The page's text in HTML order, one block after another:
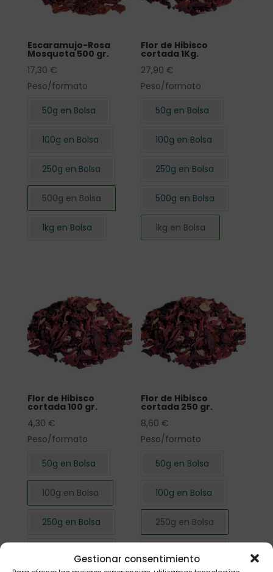
Gestionar consentimiento
Escaramujo-Rosa
Mosqueta 500 gr.
17,30 €
Peso/formato
50g en Bolsa
100g en Bolsa
250g en Bolsa
500g en Bolsa
1kg en Bolsa
Flor de Hibisco
cortada 1Kg.
27,90 €
Peso/formato
50g en Bolsa
100g en Bolsa
250g en Bolsa
500g en Bolsa
1kg en Bolsa
Flor de Hibisco
cortada 100 gr.
4,30 €
Peso/formato
50g en Bolsa
100g en Bolsa
250g en Bolsa
Flor de Hibisco
cortada 250 gr.
8,60 €
Peso/formato
50g en Bolsa
100g en Bolsa
250g en Bolsa